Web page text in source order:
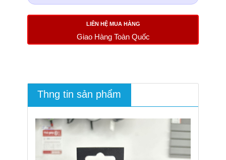
LIÊN HỆ MUA HÀNG
Giao Hàng Toàn Quốc
Thng tin sản phẩm